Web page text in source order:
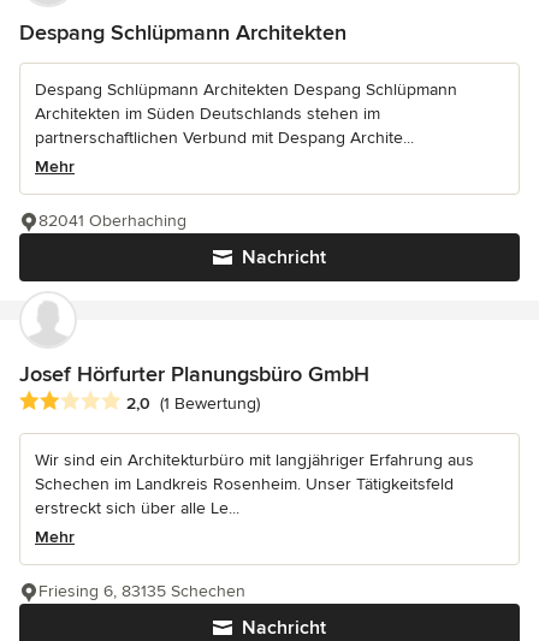
Despang Schlüpmann Architekten
Despang Schlüpmann Architekten Despang Schlüpmann
Architekten im Süden Deutschlands stehen im
partnerschaftlichen Verbund mit Despang Archite...
Mehr
Nachricht
82041 Oberhaching
Josef Hörfurter Planungsbüro GmbH
Durchschnittliche Bewertung: 2 von 5 Sternen
2,0 (1 Bewertung)
Wir sind ein Architekturbüro mit langjähriger Erfahrung aus
Schechen im Landkreis Rosenheim. Unser Tätigkeitsfeld
erstreckt sich über alle Le...
Mehr
Nachricht
Friesing 6, 83135 Schechen